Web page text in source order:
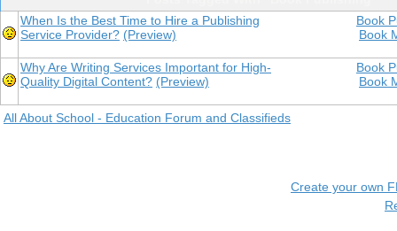
Book
Book
When Is the Best Time to Hire a Publishing
Service Provider? (Preview)
Book
Book
Why Are Writing Services Important for High-
Quality Digital Content? (Preview)
All About School - Education Forum and Classifieds
Create your own